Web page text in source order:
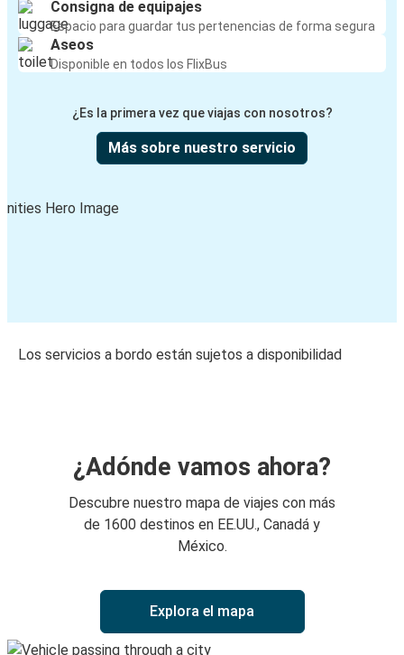
Consigna de equipajes
Espacio para guardar tus pertenencias de forma segura
Aseos
Disponible en todos los FlixBus
¿Es la primera vez que viajas con nosotros?
Más sobre nuestro servicio
Los servicios a bordo están sujetos a disponibilidad
¿Adónde vamos ahora?
Descubre nuestro mapa de viajes con más
de 1600 destinos en EE.UU., Canadá y
México.
Explora el mapa